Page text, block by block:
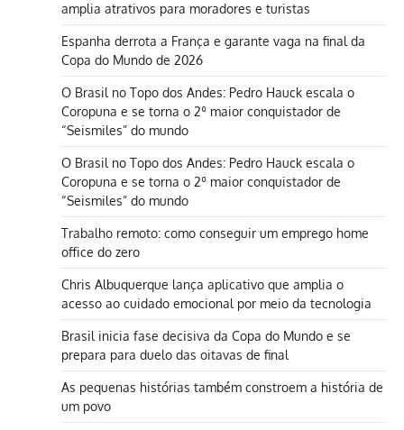
amplia atrativos para moradores e turistas
Espanha derrota a França e garante vaga na final da
Copa do Mundo de 2026
O Brasil no Topo dos Andes: Pedro Hauck escala o
Coropuna e se torna o 2º maior conquistador de
“Seismiles” do mundo
O Brasil no Topo dos Andes: Pedro Hauck escala o
Coropuna e se torna o 2º maior conquistador de
“Seismiles” do mundo
Trabalho remoto: como conseguir um emprego home
office do zero
Chris Albuquerque lança aplicativo que amplia o
acesso ao cuidado emocional por meio da tecnologia
Brasil inicia fase decisiva da Copa do Mundo e se
prepara para duelo das oitavas de final
As pequenas histórias também constroem a história de
um povo